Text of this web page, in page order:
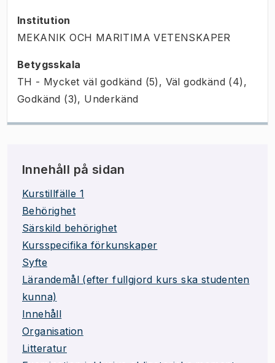
Institution
MEKANIK OCH MARITIMA VETENSKAPER
Betygsskala
TH - Mycket väl godkänd (5), Väl godkänd (4),
Godkänd (3), Underkänd
Innehåll på sidan
Kurstillfälle 1
Behörighet
Särskild behörighet
Kursspecifika förkunskaper
Syfte
Lärandemål (efter fullgjord kurs ska studenten
kunna)
Innehåll
Organisation
Litteratur